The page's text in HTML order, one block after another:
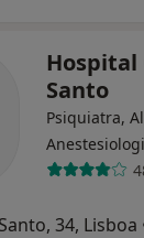
Santo
Psiquiatra,
34, Lisboa